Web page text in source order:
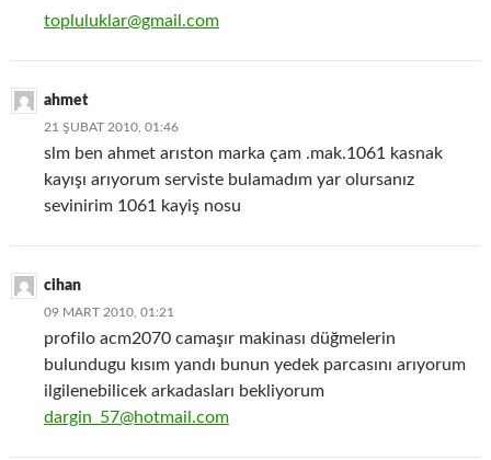
topluluklar@gmail.com
ahmet
21 ŞUBAT 2010, 01:46
slm ben ahmet arıston marka çam .mak.1061 kasnak
kayışı arıyorum serviste bulamadım yar olursanız
sevinirim 1061 kayiş nosu
cihan
09 MART 2010, 01:21
profilo acm2070 camaşır makinası düğmelerin
bulundugu kısım yandı bunun yedek parcasını arıyorum
ilgilenebilicek arkadasları bekliyorum
dargin_57@hotmail.com